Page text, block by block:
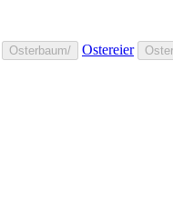
Osterbaum/ Ostereier